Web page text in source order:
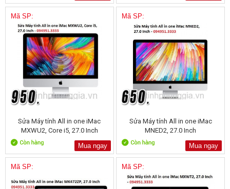
Mã SP:
Sửa Máy tính All in one iMac
MXWU2, Core i5, 27.0 Inch
Mua ngay
Mã SP:
Sửa Máy tính All in one iMac
MNED2, 27.0 Inch
Mua ngay
Mã SP: Mã SP: